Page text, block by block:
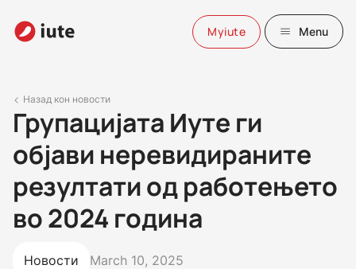
Myiute Menu
Назад кон новости
Групацијата Иуте ги
објави неревидираните
резултати од работењето
во 2024 година
Новости March 10, 2025